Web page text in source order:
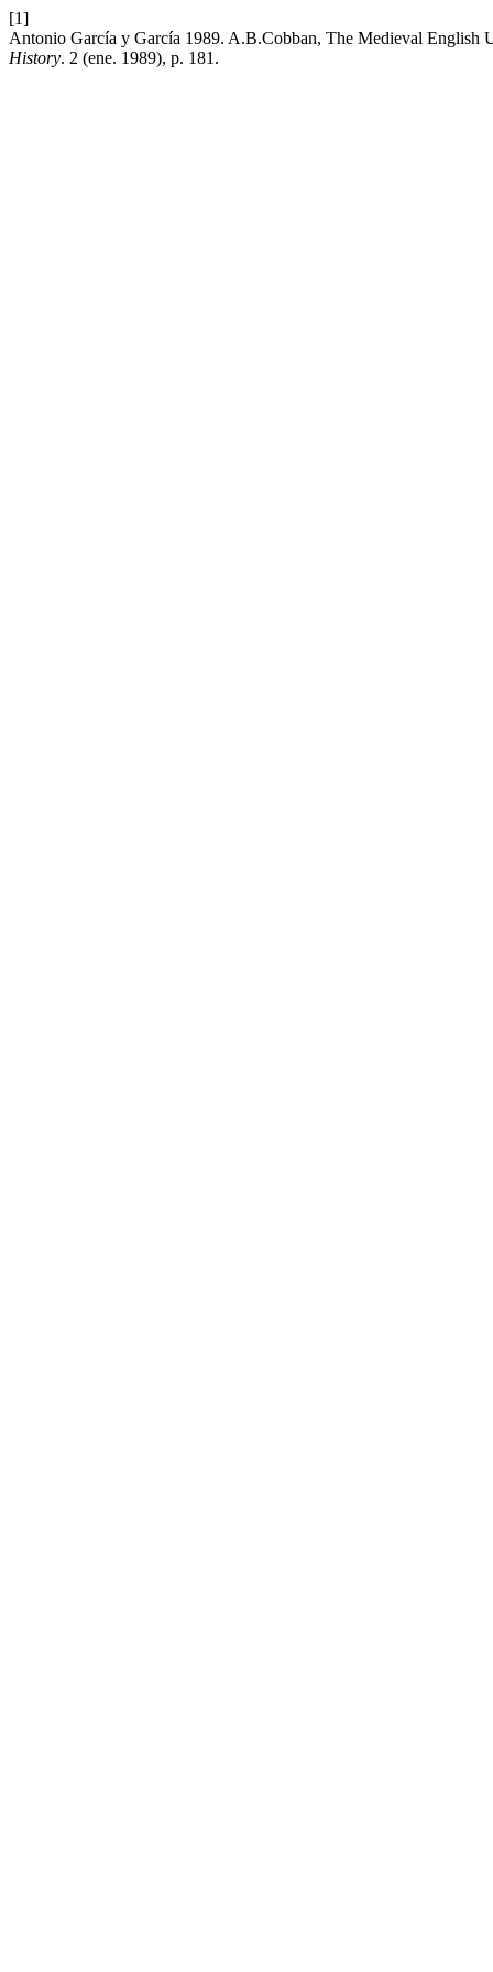
[1]
Antonio García y García 1989. A.B.Cobban, The Medieval English
History. 2 (ene. 1989), p. 181.